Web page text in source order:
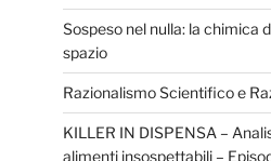
Sospeso nel nulla: la chimica
spazio
Razionalismo Scientifico e
KILLER IN DISPENSA –
alimenti insospettabili –